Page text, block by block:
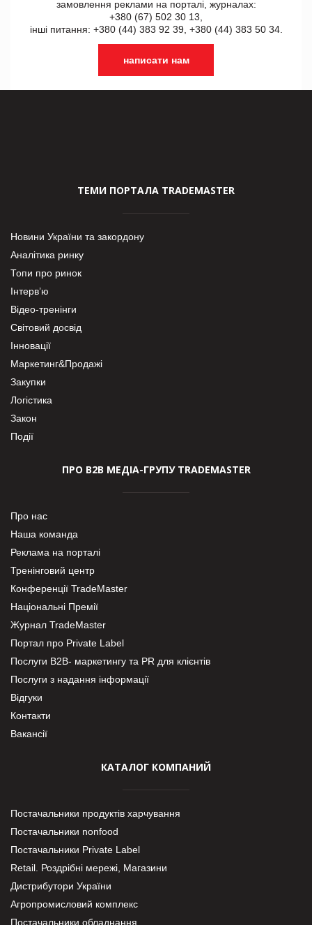
замовлення реклами на порталі, журналах:
+380 (67) 502 30 13,
інші питання: +380 (44) 383 92 39, +380 (44) 383 50 34.
написати нам
ТЕМИ ПОРТАЛА TRADEMASTER
Новини України та закордону
Аналітика ринку
Топи про ринок
Інтерв’ю
Відео-тренінги
Світовий досвід
Інновації
Маркетинг&Продажі
Закупки
Логістика
Закон
Події
ПРО В2В МЕДІА-ГРУПУ TRADEMASTER
Про нас
Наша команда
Реклама на порталі
Тренінговий центр
Конференції TradeMaster
Національні Премії
Журнал TradeMaster
Портал про Private Label
Послуги В2В- маркетингу та PR для клієнтів
Послуги з надання інформації
Відгуки
Контакти
Вакансії
КАТАЛОГ КОМПАНИЙ
Постачальники продуктів харчування
Постачальники nonfood
Постачальники Private Label
Retail. Роздрібні мережі, Магазини
Дистрибутори України
Агропромисловий комплекс
Постачальники обладнання